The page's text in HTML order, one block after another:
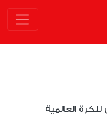
العالمية